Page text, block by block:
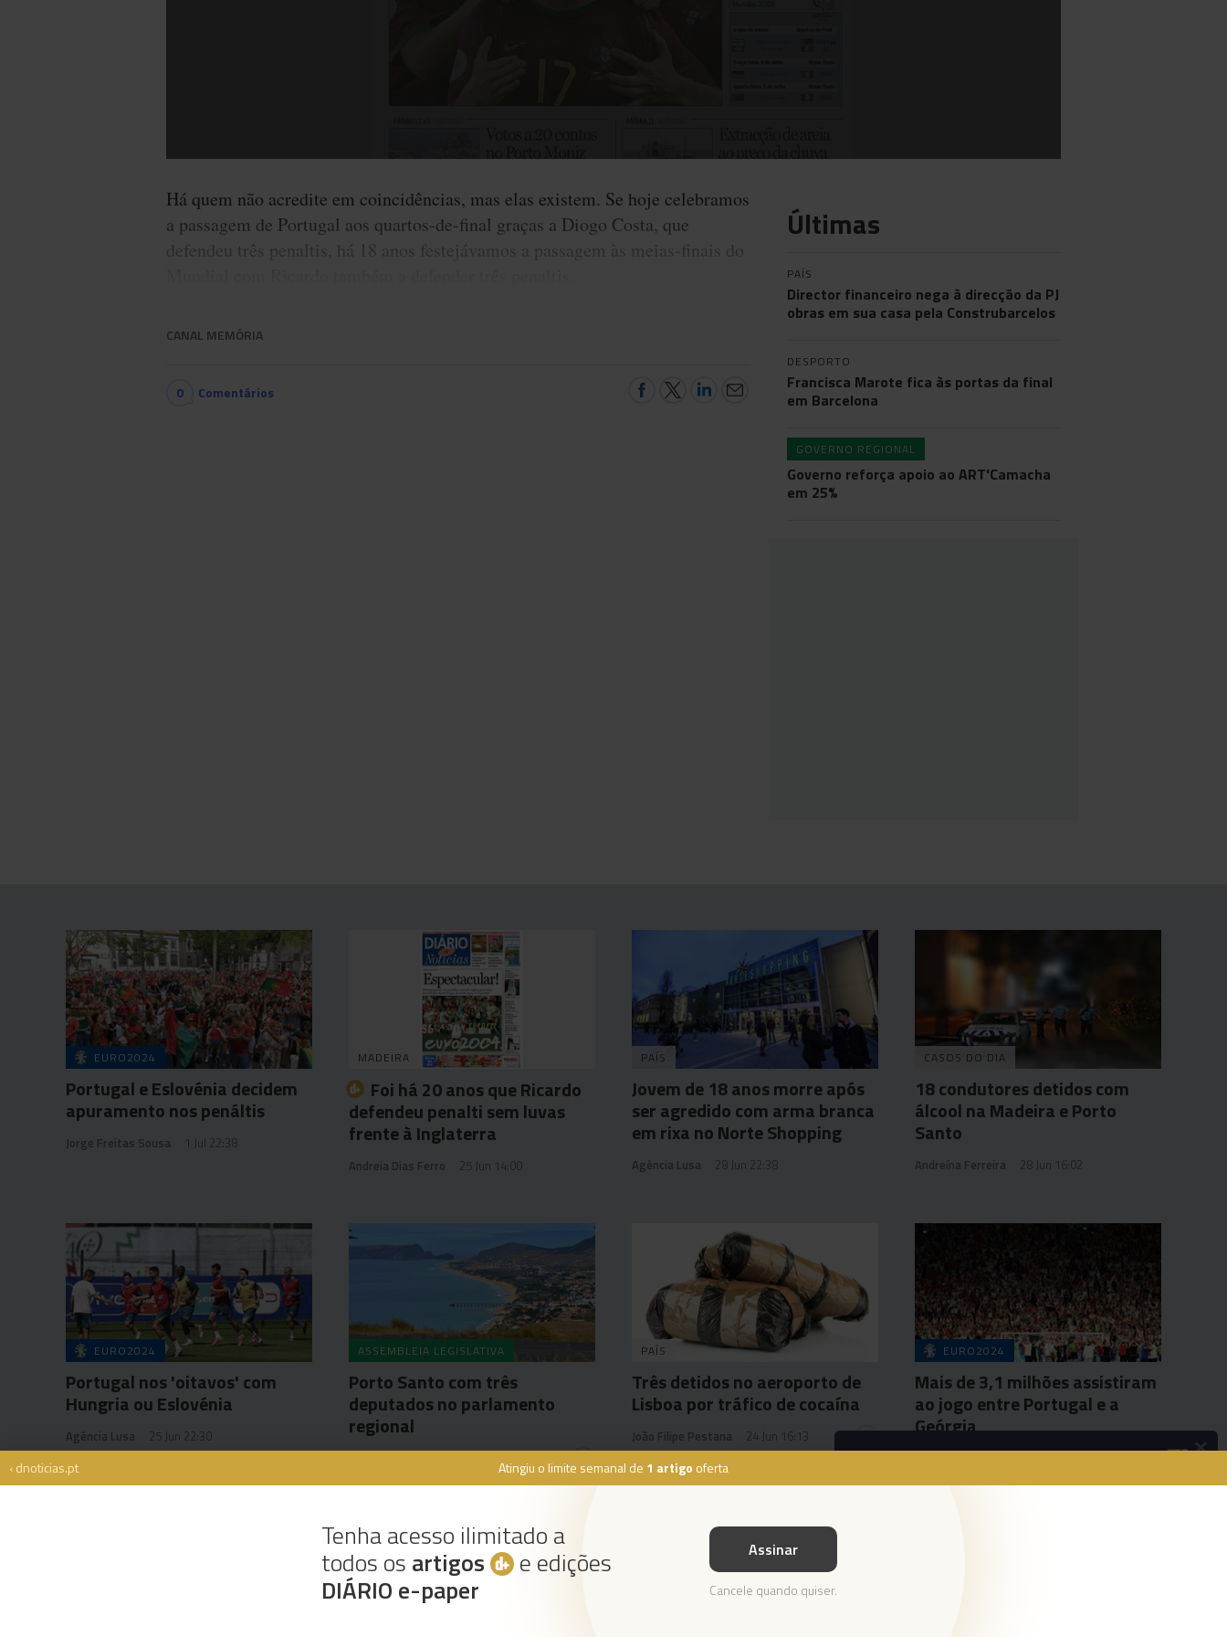
Há quem não acredite em coincidências, mas elas existem. Se hoje celebramos
a passagem de Portugal aos quartos-de-final graças a Diogo Costa, que
defendeu três penaltis, há 18 anos festejávamos a passagem às meias-finais do
Atingiu o limite semanal de 1 artigo oferta
Tenha acesso ilimitado a
todos os artigos e edições
DIÁRIO e-paper
Assinar
Cancele quando quiser.
‹ dnoticias.pt
CANAL MEMÓRIA
0 Comentários
Últimas
PAÍS
Director financeiro nega à direcção da PJ
obras em sua casa pela Construbarcelos
DESPORTO
Francisca Marote fica às portas da final
em Barcelona
GOVERNO REGIONAL
Governo reforça apoio ao ART'Camacha
em 25%
EURO2024
Portugal e Eslovénia decidem
apuramento nos penáltis
Jorge Freitas Sousa 1 Jul 22:38
MADEIRA
Foi há 20 anos que Ricardo
defendeu penalti sem luvas
frente à Inglaterra
Andreia Dias Ferro 25 Jun 14:00
PAÍS
Jovem de 18 anos morre após
ser agredido com arma branca
em rixa no Norte Shopping
Agência Lusa 28 Jun 22:38
CASOS DO DIA
18 condutores detidos com
álcool na Madeira e Porto
Santo
Andreína Ferreira 28 Jun 16:02
EURO2024
Portugal nos 'oitavos' com
Hungria ou Eslovénia
Agência Lusa 25 Jun 22:30
ASSEMBLEIA LEGISLATIVA
Porto Santo com três
deputados no parlamento
regional
PAÍS
Três detidos no aeroporto de
Lisboa por tráfico de cocaína
João Filipe Pestana 24 Jun 16:13
EURO2024
Mais de 3,1 milhões assistiram
ao jogo entre Portugal e a
Geórgia
Rua Dr. Fernão de Ornelas, 56 - 3º
Instale a nossa App
×